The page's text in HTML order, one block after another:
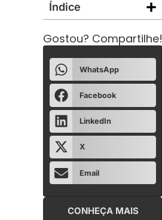
Índice
Gostou? Compartilhe!
WhatsApp
Facebook
LinkedIn
X
Email
CONHEÇA MAIS